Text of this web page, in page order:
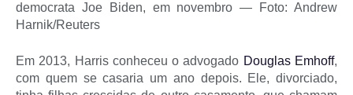
democrata Joe Biden, em novembro — Foto: Andrew
Harnik/Reuters
Em 2013, Harris conheceu o advogado Douglas Emhoff,
com quem se casaria um ano depois. Ele, divorciado,